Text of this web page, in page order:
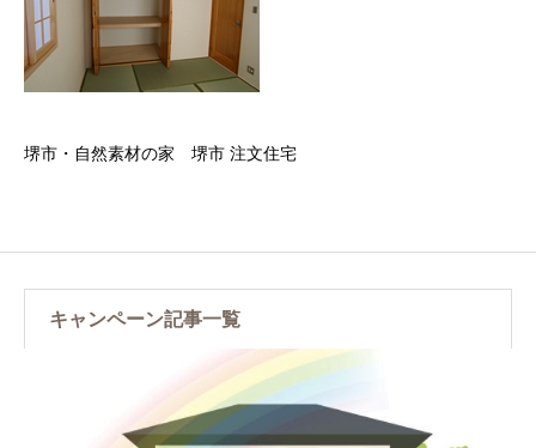
堺市・自然素材の家 堺市 注文住宅
キャンペーン記事一覧